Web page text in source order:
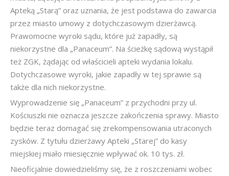
Apteką „Starą” oraz uznania, że jest podstawa do zawarcia
przez miasto umowy z dotychczasowym dzierżawcą.
Prawomocne wyroki sądu, które już zapadły, są
niekorzystne dla „Panaceum”. Na ścieżkę sądową wystąpił
też ZGK, żądając od właścicieli apteki wydania lokalu.
Dotychczasowe wyroki, jakie zapadły w tej sprawie są
także dla nich niekorzystne.
Wyprowadzenie się „Panaceum” z przychodni przy ul.
Kościuszki nie oznacza jeszcze zakończenia sprawy. Miasto
będzie teraz domagać się zrekompensowania utraconych
zysków. Z tytułu dzierżawy Apteki „Starej” do kasy
miejskiej miało miesięcznie wpływać ok. 10 tys. zł.
Nieoficjalnie dowiedzieliśmy się, że z roszczeniami wobec